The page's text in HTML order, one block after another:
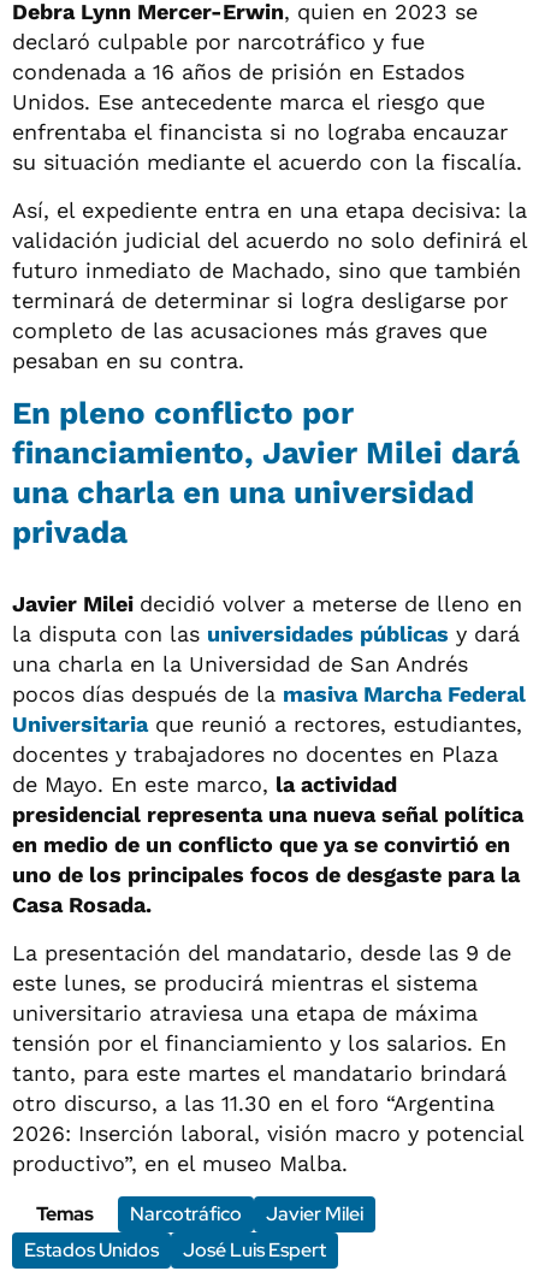
Debra Lynn Mercer-Erwin, quien en 2023 se
declaró culpable por narcotráfico y fue
condenada a 16 años de prisión en Estados
Unidos. Ese antecedente marca el riesgo que
enfrentaba el financista si no lograba encauzar
su situación mediante el acuerdo con la fiscalía.
Así, el expediente entra en una etapa decisiva: la
validación judicial del acuerdo no solo definirá el
futuro inmediato de Machado, sino que también
terminará de determinar si logra desligarse por
completo de las acusaciones más graves que
pesaban en su contra.
En pleno conflicto por
financiamiento, Javier Milei dará
una charla en una universidad
privada
Javier Milei decidió volver a meterse de lleno en
la disputa con las universidades públicas y dará
una charla en la Universidad de San Andrés
pocos días después de la masiva Marcha Federal
Universitariaque reunió a rectores, estudiantes,
docentes y trabajadores no docentes en Plaza
de Mayo. En este marco, la actividad
presidencial representa una nueva señal política
en medio de un conflicto que ya se convirtió en
uno de los principales focos de desgaste para la
Casa Rosada.
La presentación del mandatario, desde las 9 de
este lunes, se producirá mientras el sistema
universitario atraviesa una etapa de máxima
tensión por el financiamiento y los salarios. En
tanto, para este martes el mandatario brindará
otro discurso, a las 11.30 en el foro “Argentina
2026: Inserción laboral, visión macro y potencial
productivo”, en el museo Malba.
Temas
Narcotráfico
Javier Milei
Estados Unidos
José Luis Espert